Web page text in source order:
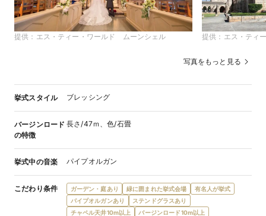
提供： エス・ティー・ワールド ムーンシェル 提供： エス・ティ
写真をもっと見る
挙式スタイル ブレッシング
バージンロード
の特徴
長さ/47ｍ、色/石畳
挙式中の音楽 パイプオルガン
こだわり条件 ガーデン・庭あり 緑に囲まれた挙式会場
有名人が挙式
パイプオルガンあり
ステンドグラスあり
チャペル天井10m以上
バージンロード10m以上